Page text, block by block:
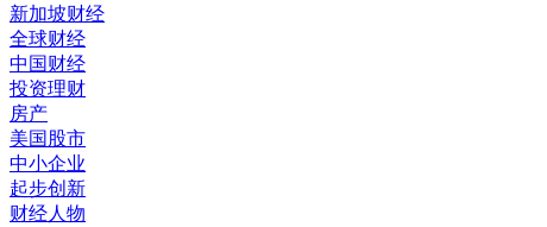
新加坡财经
全球财经
中国财经
投资理财
房产
美国股市
中小企业
起步创新
财经人物